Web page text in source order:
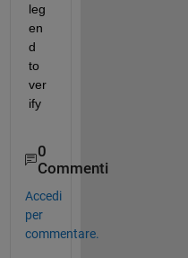
leg
en
d
to
ver
ify
0
Commenti
Accedi
per
commentare.